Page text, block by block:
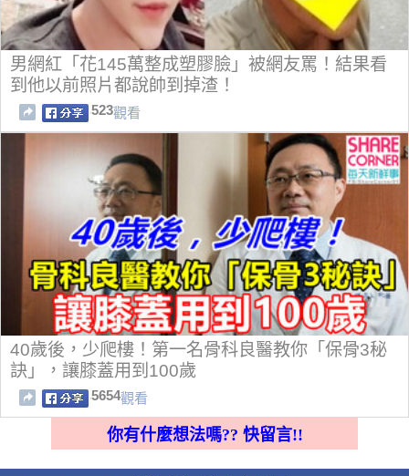
男網紅「花145萬整成塑膠臉」被網友罵！結果看
到他以前照片都說帥到掉渣！
523觀看
40歲後，少爬樓！第一名骨科良醫教你「保骨3秘
訣」，讓膝蓋用到100歲
5654觀看
你有什麼想法嗎?? 快留言!!